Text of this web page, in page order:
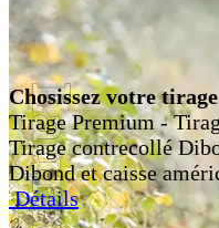
Chosissez votre
Tirage Premium -
Tirage contrecollé
Dibond et caisse
Détails